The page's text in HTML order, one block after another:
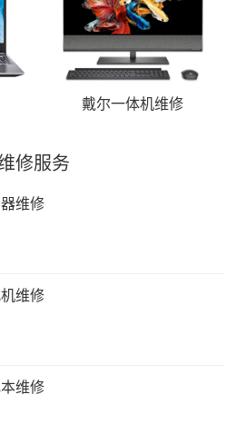
戴尔一体机维修
修服务
维修
维修
维修